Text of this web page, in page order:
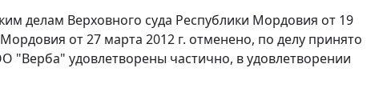
делам Верховного суда Республики Мордовия от 19
от 27 марта 2012 г. отменено, по делу принято
удовлетворены частично, в удовлетворении